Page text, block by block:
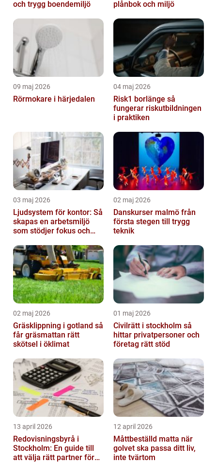
och trygg boendemiljö plånbok och miljö
09 maj 2026
Rörmokare i härjedalen
04 maj 2026
Risk1 borlänge så
fungerar riskutbildningen
i praktiken
03 maj 2026
Ljudsystem för kontor: Så
skapas en arbetsmiljö
som stödjer fokus och
02 maj 2026
Danskurser malmö från
första stegen till trygg
teknik
02 maj 2026
Gräsklippning i gotland så
får gräsmattan rätt
skötsel i öklimat
01 maj 2026
Civilrätt i stockholm så
hittar privatpersoner och
företag rätt stöd
13 april 2026
Redovisningsbyrå i
Stockholm: En guide till
att välja rätt partner för
12 april 2026
Måttbeställd matta när
golvet ska passa ditt liv,
inte tvärtom